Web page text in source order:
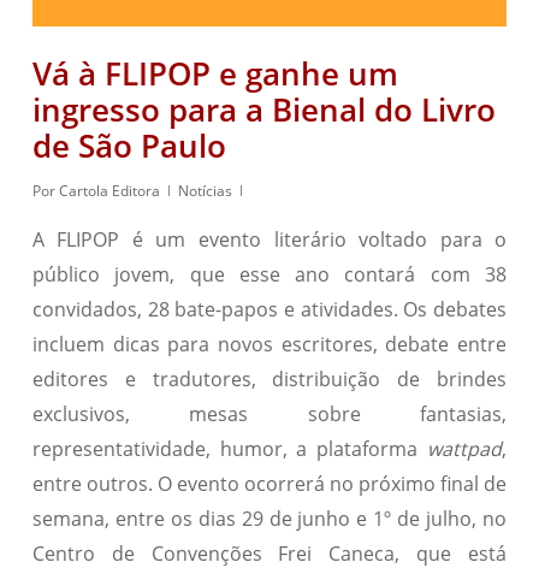
Vá à FLIPOP e ganhe um
ingresso para a Bienal do Livro
de São Paulo
PorCartola Editora Notícias
A FLIPOP é um evento literário voltado para o
público jovem, que esse ano contará com 38
convidados, 28 bate-papos e atividades. Os debates
incluem dicas para novos escritores, debate entre
editores e tradutores, distribuição de brindes
exclusivos, mesas sobre fantasias,
representatividade, humor, a plataforma wattpad,
entre outros. O evento ocorrerá no próximo final de
semana, entre os dias 29 de junho e 1º de julho, no
Centro de Convenções Frei Caneca, que está